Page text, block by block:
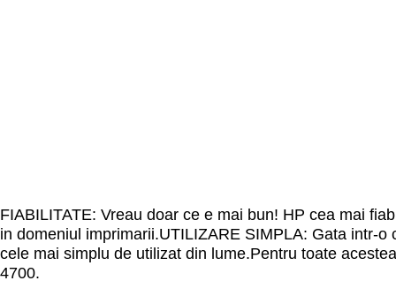
FIABILITATE: Vreau doar ce e mai bun! HP cea mai
in domeniul imprimarii.UTILIZARE SIMPLA: Gata intr-o
cele mai simplu de utilizat din lume.Pentru toate
4700.